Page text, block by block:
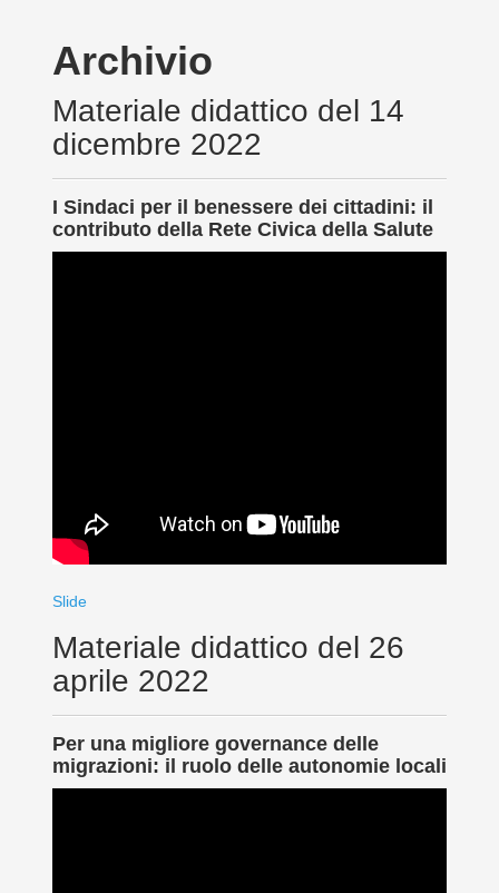
Archivio
Materiale didattico del 14
dicembre 2022
I Sindaci per il benessere dei cittadini: il
contributo della Rete Civica della Salute
Slide
Materiale didattico del 26
aprile 2022
Per una migliore governance delle
migrazioni: il ruolo delle autonomie locali